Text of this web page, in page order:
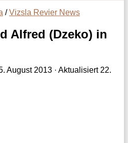
/ Vizsla Revier News
Alfred (Dzeko) in
August 2013 · Aktualisiert 22.